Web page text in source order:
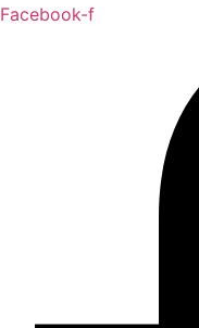
Facebook-f